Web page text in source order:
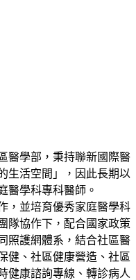
醫學部，秉持聯新國際醫
生活空間」，因此長期以
醫學科專科醫師。
，並培育優秀家庭醫學科
隊協作下，配合國家政策
照護網體系，結合社區醫
健、社區健康營造、社區
健康諮詢專線、轉診病人